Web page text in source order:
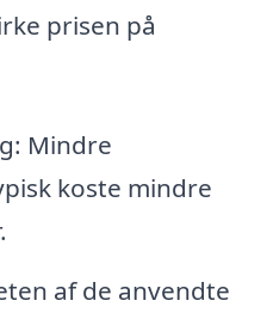
prisen på
Mindre
koste mindre
af de anvendte